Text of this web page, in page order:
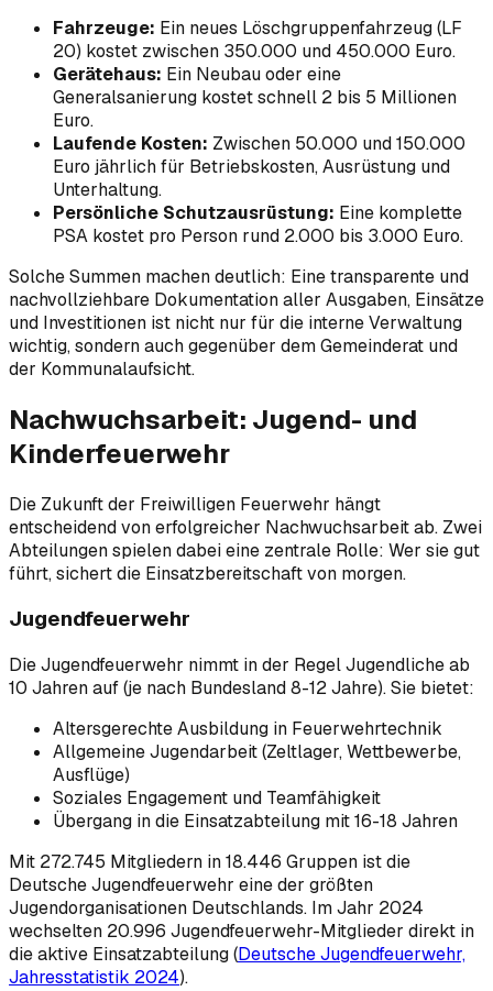
Fahrzeuge: Ein neues Löschgruppenfahrzeug (LF
20) kostet zwischen 350.000 und 450.000 Euro.
Gerätehaus: Ein Neubau oder eine
Generalsanierung kostet schnell 2 bis 5 Millionen
Euro.
Laufende Kosten: Zwischen 50.000 und 150.000
Euro jährlich für Betriebskosten, Ausrüstung und
Unterhaltung.
Persönliche Schutzausrüstung: Eine komplette
PSA kostet pro Person rund 2.000 bis 3.000 Euro.
Solche Summen machen deutlich: Eine transparente und
nachvollziehbare Dokumentation aller Ausgaben, Einsätze
und Investitionen ist nicht nur für die interne Verwaltung
wichtig, sondern auch gegenüber dem Gemeinderat und
der Kommunalaufsicht.
Nachwuchsarbeit: Jugend- und
Kinderfeuerwehr
Die Zukunft der Freiwilligen Feuerwehr hängt
entscheidend von erfolgreicher Nachwuchsarbeit ab. Zwei
Abteilungen spielen dabei eine zentrale Rolle: Wer sie gut
führt, sichert die Einsatzbereitschaft von morgen.
Jugendfeuerwehr
Die Jugendfeuerwehr nimmt in der Regel Jugendliche ab
10 Jahren auf (je nach Bundesland 8-12 Jahre). Sie bietet:
Altersgerechte Ausbildung in Feuerwehrtechnik
Allgemeine Jugendarbeit (Zeltlager, Wettbewerbe,
Ausflüge)
Soziales Engagement und Teamfähigkeit
Übergang in die Einsatzabteilung mit 16-18 Jahren
Mit 272.745 Mitgliedern in 18.446 Gruppen ist die
Deutsche Jugendfeuerwehr eine der größten
Jugendorganisationen Deutschlands. Im Jahr 2024
wechselten 20.996 Jugendfeuerwehr-Mitglieder direkt in
die aktive Einsatzabteilung (Deutsche Jugendfeuerwehr,
Jahresstatistik 2024).